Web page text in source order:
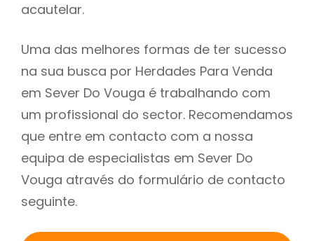
acautelar.
Uma das melhores formas de ter sucesso
na sua busca por Herdades Para Venda
em Sever Do Vouga é trabalhando com
um profissional do sector. Recomendamos
que entre em contacto com a nossa
equipa de especialistas em Sever Do
Vouga através do formulário de contacto
seguinte.